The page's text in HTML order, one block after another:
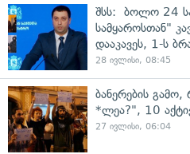
შსს: ბოლო 24
სამყაროსთან"
დააკავეს, 1-ს
28 ივლისი, 08:45
ბანერების
*ლეა?", 10
27 ივლისი, 06:04